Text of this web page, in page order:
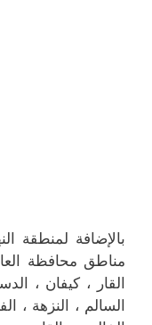
بالإضافة لمنطقة
مناطق محافظة
القار ، كيفان ،
السالم ، النزهة ،